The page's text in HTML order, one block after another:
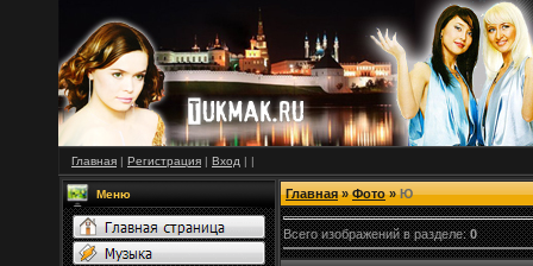
Главная | Регистрация | Вход | |
Меню Главная»Фото»Ю
Всегоизображенийвразделе:0